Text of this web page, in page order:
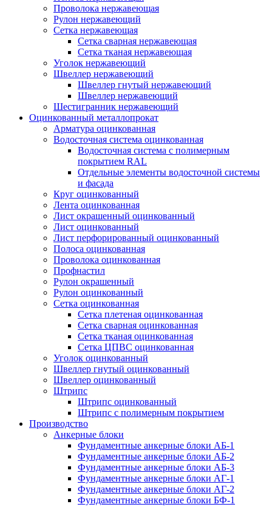
Проволока нержавеющая
Рулон нержавеющий
Сетка нержавеющая
Сетка сварная нержавеющая
Сетка тканая нержавеющая
Уголок нержавеющий
Швеллер нержавеющий
Швеллер гнутый нержавеющий
Швеллер нержавеющий
Шестигранник нержавеющий
Оцинкованный металлопрокат
Арматура оцинкованная
Водосточная система оцинкованная
Водосточная система с полимерным
покрытием RAL
Отдельные элементы водосточной системы
и фасада
Круг оцинкованный
Лента оцинкованная
Лист окрашенный оцинкованный
Лист оцинкованный
Лист перфорированный оцинкованный
Полоса оцинкованная
Проволока оцинкованная
Профнастил
Рулон окрашенный
Рулон оцинкованный
Сетка оцинкованная
Сетка плетеная оцинкованная
Сетка сварная оцинкованная
Сетка тканая оцинкованная
Сетка ЦПВС оцинкованная
Уголок оцинкованный
Швеллер гнутый оцинкованный
Швеллер оцинкованный
Штрипс
Штрипс оцинкованный
Штрипс с полимерным покрытием
Производство
Анкерные блоки
Фундаментные анкерные блоки АБ-1
Фундаментные анкерные блоки АБ-2
Фундаментные анкерные блоки АБ-3
Фундаментные анкерные блоки АГ-1
Фундаментные анкерные блоки АГ-2
Фундаментные анкерные блоки БФ-1